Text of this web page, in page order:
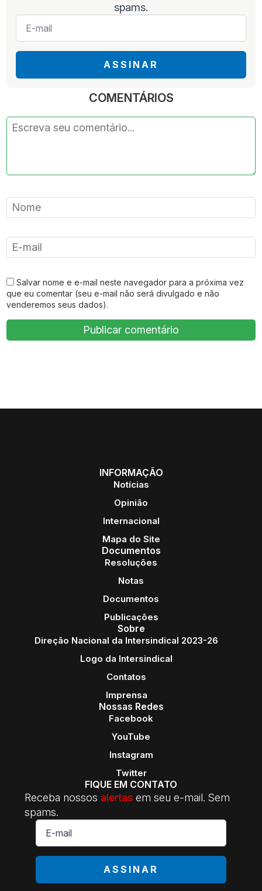
spams.
E-
mail
ASSINAR
COMENTÁRIOS
Salvar nome e e-mail neste navegador para a próxima vez
que eu comentar (seu e-mail não será divulgado e não
venderemos seus dados).
INFORMAÇÃO
Notícias
Opinião
Internacional
Mapa do Site
Documentos
Resoluções
Notas
Documentos
Publicações
Sobre
Direção Nacional da Intersindical 2023-26
Logo da Intersindical
Contatos
Imprensa
Nossas Redes
Facebook
YouTube
Instagram
Twitter
FIQUE EM CONTATO
Receba nossos alertas em seu e-mail. Sem
spams.
E-
mail
*
ASSINAR